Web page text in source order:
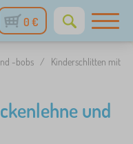
0 €
-bobs /
Kinderschlitten mit
und